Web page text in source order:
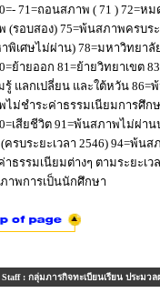
71=ถอนสภาพ ( 71 ) 72=
(รอบสอง) 75=พ้นสภาพครบ
พิเศษไม่ผ่าน) 78=มหาวิทยา
ย้ายออก 81=ย้ายวิทยาเขต
รู้ แลกเปลี่ยน และใต้หวัน
ไม่ชำระค่าธรรมเนียมการศึก
เสียชีวิต 91=พ้นสภาพไม่ผ่า
(ครบระยะเวลา 2546) 94=พ้
าธรรมเนียมต่างๆ ตามระยะเ
าพการเป็นนักศึกษา
Staff : กลุ่มภารกิจทะเบียนเรียน ประมวล